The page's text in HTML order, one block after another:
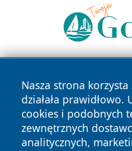
Nasza strona
działała
cookies i podobnych
zewnętrznych
analitycznych,
Copyright © 2026